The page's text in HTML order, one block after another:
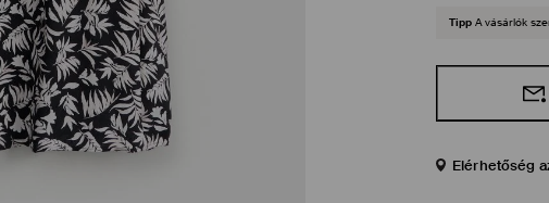
Tipp A vásárlók
Elérhetőség